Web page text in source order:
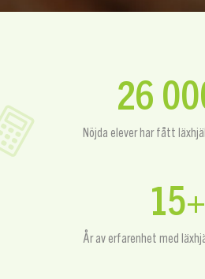
26
Nöjda elever har fått
15+
År av erfarenhet med